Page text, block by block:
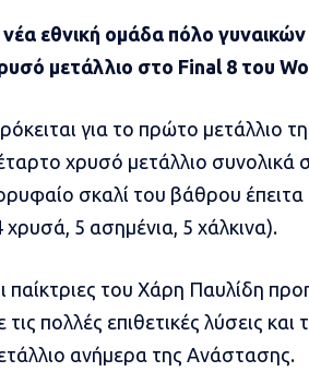
νέα εθνική ομάδα πόλο
μετάλλιο στο Final 8 του
για το πρώτο μετάλλιο
χρυσό μετάλλιο συνολικά
σκαλί του βάθρου
χρυσά, 5 ασημένια, 5 χάλκινα).
παίκτριες του Χάρη Παυλίδη
τις πολλές επιθετικές λύσεις
ανήμερα της Ανάστασης.